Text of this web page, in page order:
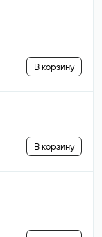
В корзину
В корзину